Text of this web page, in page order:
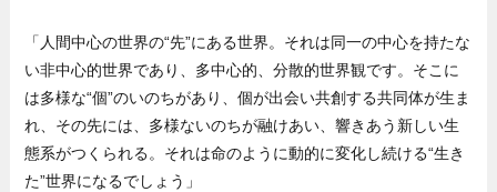
「人間中心の世界の“先”にある世界。それは同一の中心を持たな
い非中心的世界であり、多中心的、分散的世界観です。そこに
は多様な“個”のいのちがあり、個が出会い共創する共同体が生ま
れ、その先には、多様ないのちが融けあい、響きあう新しい生
態系がつくられる。それは命のように動的に変化し続ける“生き
た”世界になるでしょう」